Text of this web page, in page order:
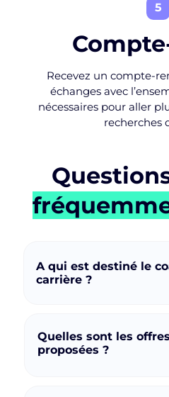
5
Recevez un compte-
échanges avec
nécessaires pour aller
recherches
A qui est destiné le
carrière ?
Quelles sont les offres
proposées ?